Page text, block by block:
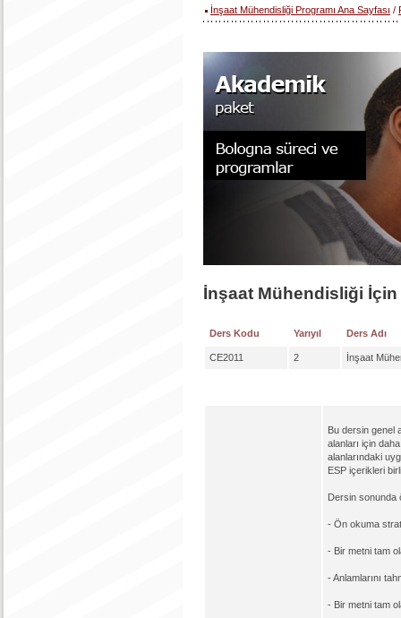
İnşaat Mühendisliği Programı Ana Sayfası /
İnşaat Mühendisliği
Ders Kodu Yarıyıl Ders Adı
CE2011 2 İnşaat
Bu dersin genel
alanları için
alanlarındaki
ESP içerikleri
Dersin sonunda
- Ön okuma
- Bir metni tam
- Anlamlarını
- Bir metni tam